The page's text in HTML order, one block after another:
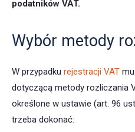
podatników VAT.
Wybór metody
W przypadku rejestracji VAT
dotyczącą metody rozliczania
określone w ustawie (art. 96
trzeba dokonać: